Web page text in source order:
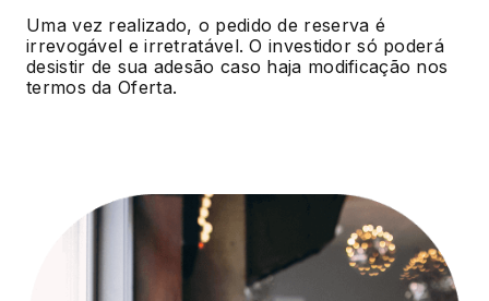
Uma vez realizado, o pedido de reserva é
irrevogável e irretratável. O investidor só poderá
desistir de sua adesão caso haja modificação nos
termos da Oferta.